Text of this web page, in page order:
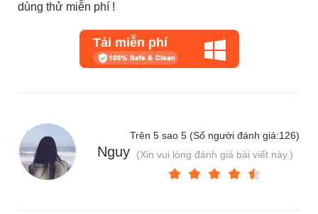
dùng thử miễn phí !
Tải miễn phí
Nguy
Trên 5 sao 5 (Số người đánh giá:126)
(Xin vui lòng đánh giá bài viết này.)